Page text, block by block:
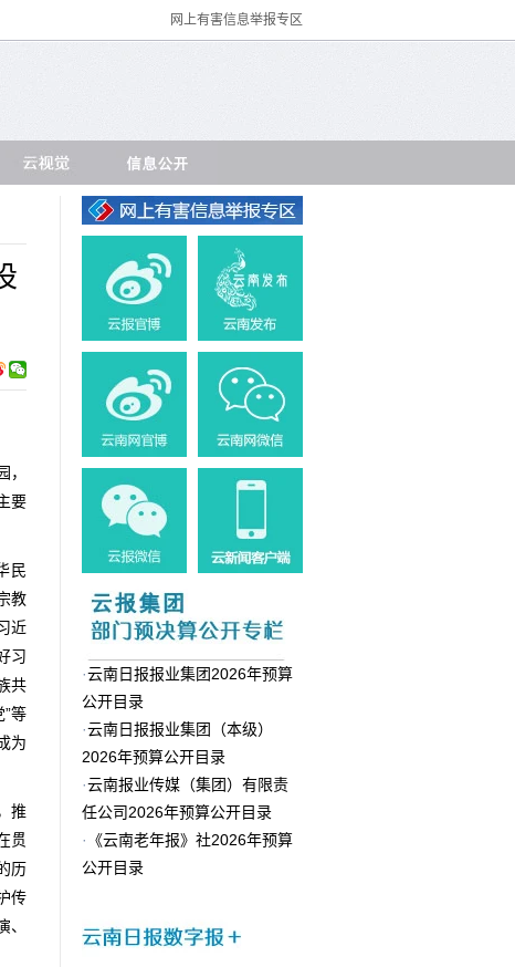
网上有害信息举报专区
要
民
教
近
习
共
等
为
推
贯
历
传
·云南日报报业集团2026年预算
公开目录
·云南日报报业集团（本级）
2026年预算公开目录
·云南报业传媒（集团）有限责
任公司2026年预算公开目录
· 《云南老年报》社2026年预算
公开目录